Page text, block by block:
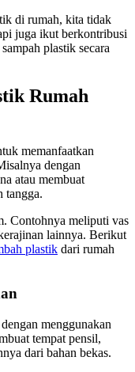
di rumah, kita tidak
juga ikut berkontribusi
plastik secara
Rumah
memanfaatkan
dengan
atau membuat
tangga.
Contohnya meliputi vas
lainnya. Berikut
plastik dari rumah
menggunakan
tempat pensil,
dari bahan bekas.